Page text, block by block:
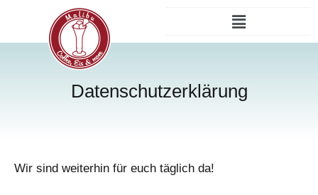
springen
Menü
Datenschutzerklärung
Wir sind weiterhin für euch täglich da!